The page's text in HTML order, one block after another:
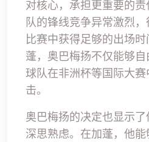
对核心，承担更重要的
队的锋线竞争异常激烈
比赛中获得足够的出场
蓬，奥巴梅扬不仅能够
球队在非洲杯等国际大
击。
奥巴梅扬的决定也显示
深思熟虑。在加蓬，他